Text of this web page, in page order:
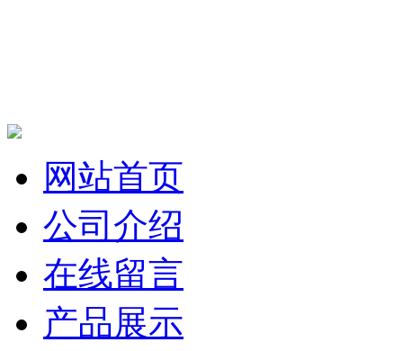
网站首页
公司介绍
在线留言
产品展示